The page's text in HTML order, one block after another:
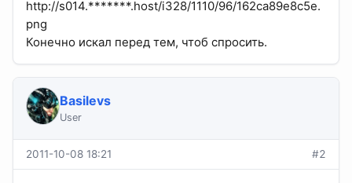
http://s014.*******.host/i328/1110/96/162ca89e8c5e.
png
Конечно искал перед тем, чтоб спросить.
Basilevs
User
2011-10-08 18:21 #2